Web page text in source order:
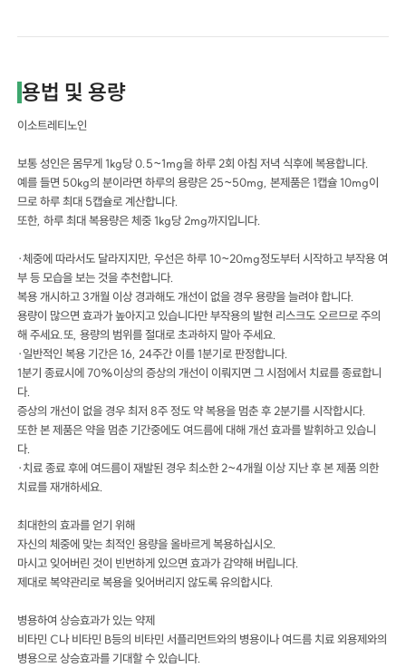
용법 및 용량
이소트레티노인
보통 성인은 몸무게 1kg당 0.5~1mg을 하루 2회 아침 저녁 식후에 복용합니다.
예를 들면 50kg의 분이라면 하루의 용량은 25~50mg, 본제품은 1캡슐 10mg이
므로 하루 최대 5캡슐로 계산합니다.
또한, 하루 최대 복용량은 체중 1kg당 2mg까지입니다.
·체중에 따라서도 달라지지만, 우선은 하루 10~20mg정도부터 시작하고 부작용 여
부 등 모습을 보는 것을 추천합니다.
복용 개시하고 3개월 이상 경과해도 개선이 없을 경우 용량을 늘려야 합니다.
용량이 많으면 효과가 높아지고 있습니다만 부작용의 발현 리스크도 오르므로 주의
해 주세요.또, 용량의 범위를 절대로 초과하지 말아 주세요.
·일반적인 복용 기간은 16, 24주간 이를 1분기로 판정합니다.
1분기 종료시에 70%이상의 증상의 개선이 이뤄지면 그 시점에서 치료를 종료합니
다.
증상의 개선이 없을 경우 최저 8주 정도 약 복용을 멈춘 후 2분기를 시작합시다.
또한 본 제품은 약을 멈춘 기간중에도 여드름에 대해 개선 효과를 발휘하고 있습니
다.
·치료 종료 후에 여드름이 재발된 경우 최소한 2~4개월 이상 지난 후 본 제품 의한
치료를 재개하세요.
최대한의 효과를 얻기 위해
자신의 체중에 맞는 최적인 용량을 올바르게 복용하십시오.
마시고 잊어버린 것이 빈번하게 있으면 효과가 감약해 버립니다.
제대로 복약관리로 복용을 잊어버리지 않도록 유의합시다.
병용하여 상승효과가 있는 약제
비타민 C나 비타민 B등의 비타민 서플리먼트와의 병용이나 여드름 치료 외용제와의
병용으로 상승효과를 기대할 수 있습니다.